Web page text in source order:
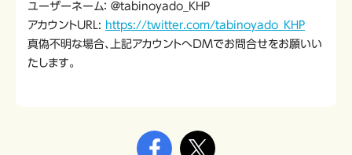
ユーザーネーム： ＠tabinoyado_KHP
アカウントURL: https://twitter.com/tabinoyado_KHP
真偽不明な場合、上記アカウントへＤＭでお問合せをお願いい
たします。